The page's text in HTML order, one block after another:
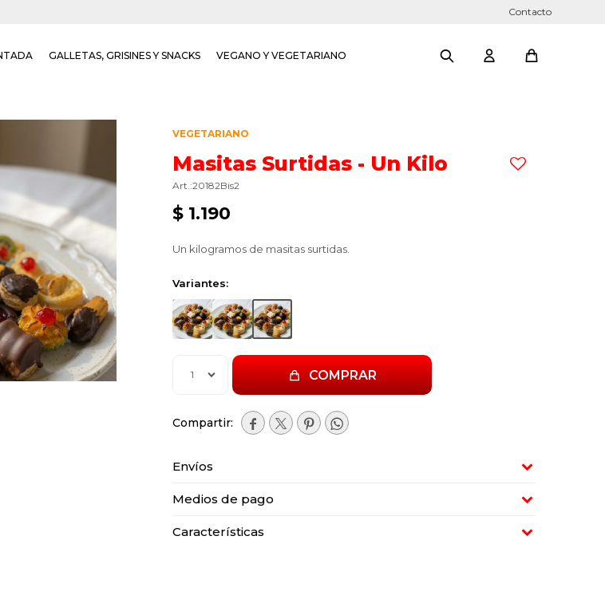
GALLETAS, GRISINES Y SNACKS VEGANO Y VEGETARIANO
Contacto
VEGETARIANO
Masitas Surtidas - Un Kilo
20182Bis2
$ 1.190
Un kilogramos de masitas surtidas.
Variantes:
1 COMPRAR
   
Envíos
Medios de pago
Características